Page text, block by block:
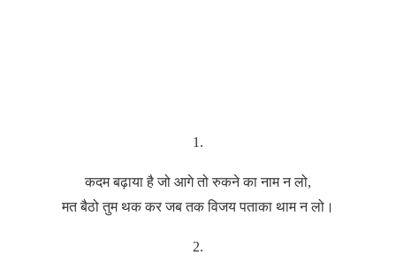
1.
कदम बढ़ाया है जो आगे तो रुकने का नाम न लो,
मत बैठो तुम थक कर जब तक विजय पताका थाम न लो।
2.